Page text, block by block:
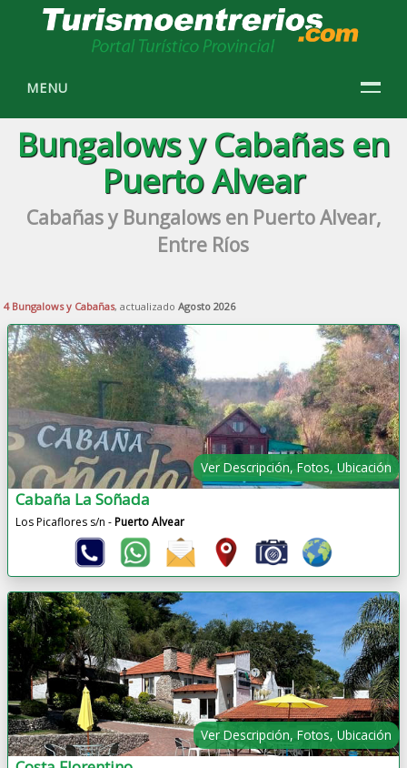
MENU
Bungalows y Cabañas en
Puerto Alvear
Cabañas y Bungalows en Puerto Alvear,
Entre Ríos
4 Bungalows y Cabañas, actualizadoAgosto 2026
Ver Descripción, Fotos, Ubicación
Cabaña La Soñada
Los Picaflores s/n -Puerto Alvear
Ver Descripción, Fotos, Ubicación